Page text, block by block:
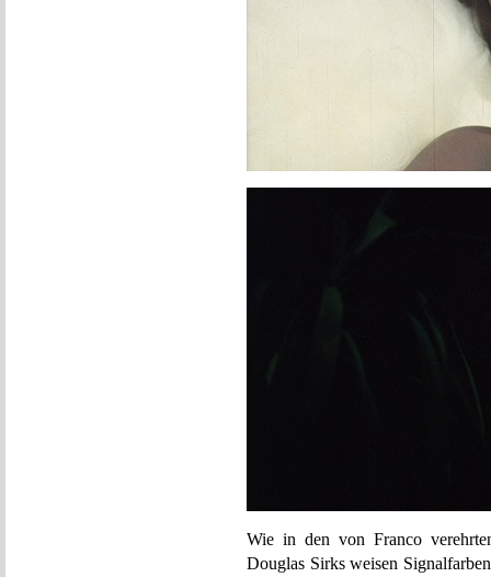
Wie in den von Franco
Douglas Sirks weisen